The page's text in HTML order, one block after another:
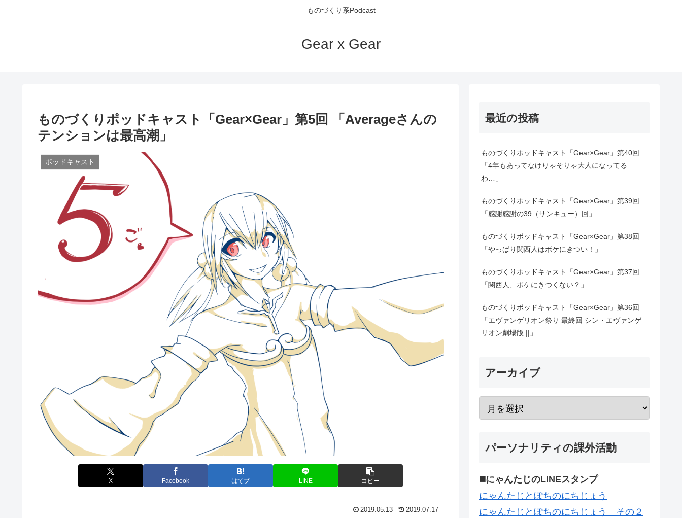
ものづくり系Podcast
Gear x Gear
ものづくりポッドキャスト「Gear×Gear」第5回 「Averageさんの
テンションは最高潮」
ポッドキャスト
X Facebook はてブ LINE コピー
2019.05.13 2019.07.17
最近の投稿
ものづくりポッドキャスト「Gear×Gear」第40回
「4年もあってなけりゃそりゃ大人になってる
わ…」
ものづくりポッドキャスト「Gear×Gear」第39回
「感謝感謝の39（サンキュー）回」
ものづくりポッドキャスト「Gear×Gear」第38回
「やっぱり関西人はボケにきつい！」
ものづくりポッドキャスト「Gear×Gear」第37回
「関西人、ボケにきつくない？」
ものづくりポッドキャスト「Gear×Gear」第36回
「エヴァンゲリオン祭り 最終回 シン・エヴァンゲ
リオン劇場版:||」
アーカイブ
パーソナリティの課外活動
◼️にゃんたじのLINEスタンプ
にゃんたじとぽちのにちじょう
にゃんたじとぽちのにちじょう その２